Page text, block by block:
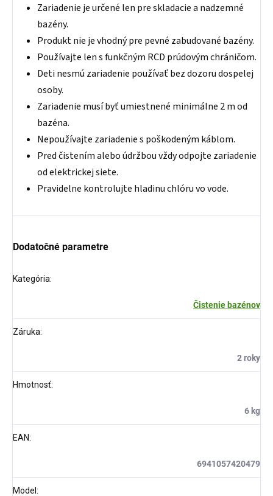
Zariadenie je určené len pre skladacie a nadzemné
bazény.
Produkt nie je vhodný pre pevné zabudované bazény.
Používajte len s funkčným RCD prúdovým chráničom.
Deti nesmú zariadenie používať bez dozoru dospelej
osoby.
Zariadenie musí byť umiestnené minimálne 2 m od
bazéna.
Nepoužívajte zariadenie s poškodeným káblom.
Pred čistením alebo údržbou vždy odpojte zariadenie
od elektrickej siete.
Pravidelne kontrolujte hladinu chlóru vo vode.
Dodatočné parametre
Kategória:
Čistenie bazénov
Záruka:
2 roky
Hmotnosť:
6 kg
EAN:
6941057420479
Model :